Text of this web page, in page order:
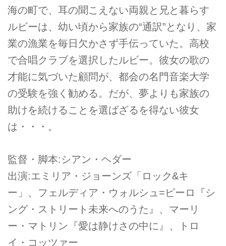
海の町で、耳の聞こえない両親と兄と暮らす
ルビーは、幼い頃から家族の“通訳”となり、家
業の漁業を毎日欠かさず手伝っていた。高校
で合唱クラブを選択したルビー。彼女の歌の
才能に気づいた顧問が、都会の名門音楽大学
の受験を強く勧める。だが、夢よりも家族の
助けを続けることを選ばざるを得ない彼女
は・・・。
監督・脚本:シアン・ヘダー
出演:エミリア・ジョーンズ「ロック&キ
ー」、フェルディア・ウォルシュ=ピーロ『シ
ング・ストリート未来へのうた』、マーリ
ー・マトリン『愛は静けさの中に』、トロ
イ・コッツァー